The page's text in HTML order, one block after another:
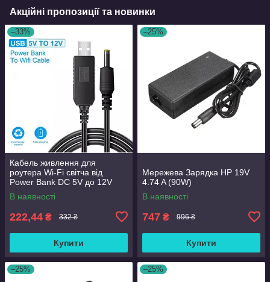
Акційні пропозиції та новинки
–33%
Кабель живлення для
роутера Wi-Fi світча від
Power Bank DC 5V до 12V
USB DC 5.5×2.5mm
В наявності
222,44 ₴ 332 ₴
Купити
–25%
Мережева Зарядка HP 19V
4.74 A (90W)
В наявності
747 ₴ 996 ₴
Купити
–25% –25%